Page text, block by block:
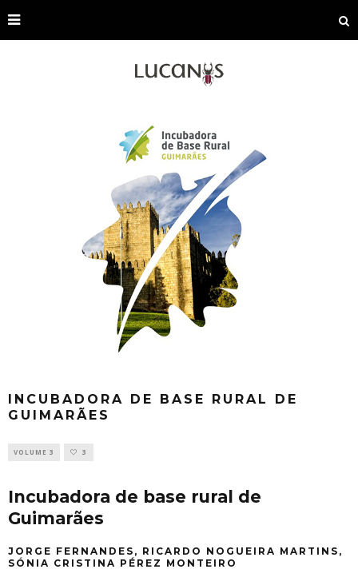
INCUBADORA DE BASE RURAL DE
GUIMARÃES
VOLUME 3 3
Incubadora de base rural de
Guimarães
JORGE FERNANDES, RICARDO NOGUEIRA MARTINS,
SÓNIA CRISTINA PÉREZ MONTEIRO